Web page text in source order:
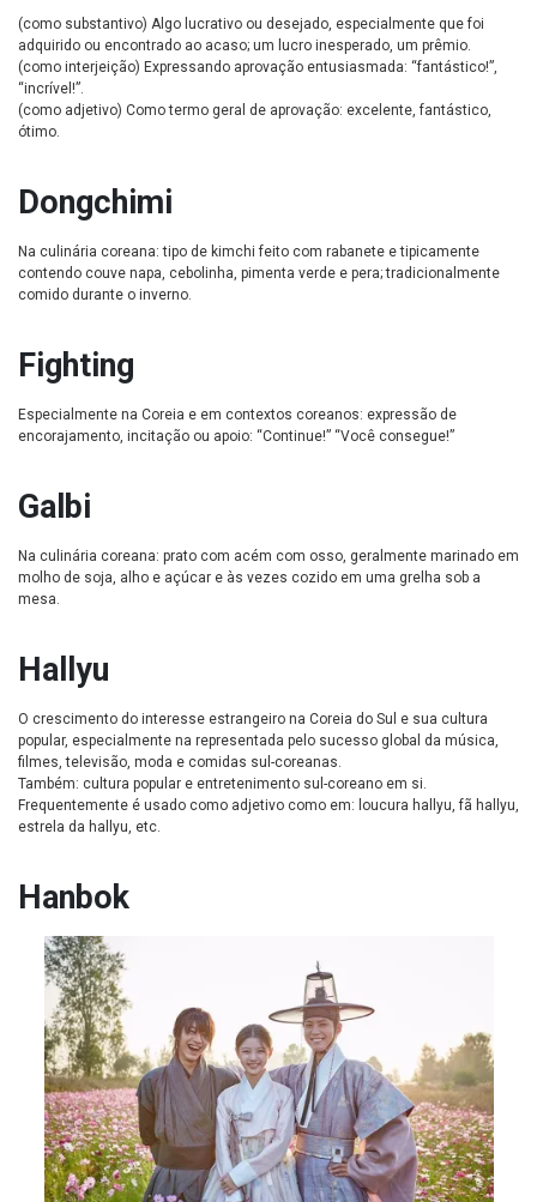
(como substantivo) Algo lucrativo ou desejado, especialmente que foi
adquirido ou encontrado ao acaso; um lucro inesperado, um prêmio.
(como interjeição) Expressando aprovação entusiasmada: “fantástico!”,
“incrível!”.
(como adjetivo) Como termo geral de aprovação: excelente, fantástico,
ótimo.
Dongchimi
Na culinária coreana: tipo de kimchi feito com rabanete e tipicamente
contendo couve napa, cebolinha, pimenta verde e pera; tradicionalmente
comido durante o inverno.
Fighting
Especialmente na Coreia e em contextos coreanos: expressão de
encorajamento, incitação ou apoio: “Continue!” “Você consegue!”
Galbi
Na culinária coreana: prato com acém com osso, geralmente marinado em
molho de soja, alho e açúcar e às vezes cozido em uma grelha sob a
mesa.
Hallyu
O crescimento do interesse estrangeiro na Coreia do Sul e sua cultura
popular, especialmente na representada pelo sucesso global da música,
filmes, televisão, moda e comidas sul-coreanas.
Também: cultura popular e entretenimento sul-coreano em si.
Frequentemente é usado como adjetivo como em: loucura hallyu, fã hallyu,
estrela da hallyu, etc.
Hanbok